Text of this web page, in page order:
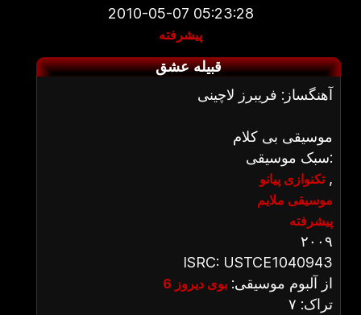
2010-05-07 05:23:28
پیشرفته
قبیله عشق
آهنگساز: فریبرز لاچینی
موسیقی بی کلام
سبک موسیقی:
تکنوازی پیانو,
موسیقی ملایم
پیشرفته
۲۰۰۹
ISRC: USTCE1040943
از آلبوم موسیقی: بوی دیروز 6
تراک: ۷